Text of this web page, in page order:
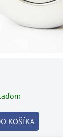
KOŠÍKA